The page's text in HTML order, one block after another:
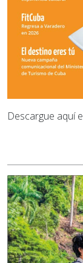
Descargue aquí